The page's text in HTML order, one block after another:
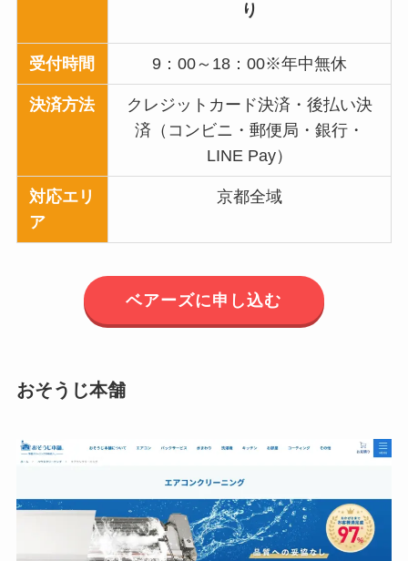
り
受付時間 9：00～18：00※年中無休
決済方法
クレジットカード決済・後払い決
済（コンビニ・郵便局・銀行・
LINE Pay）
対応エリ
ア
京都全域
ベアーズに申し込む
おそうじ本舗